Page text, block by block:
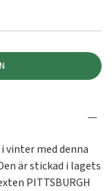
vinter med denna
är stickad i lagets
PITTSBURGH